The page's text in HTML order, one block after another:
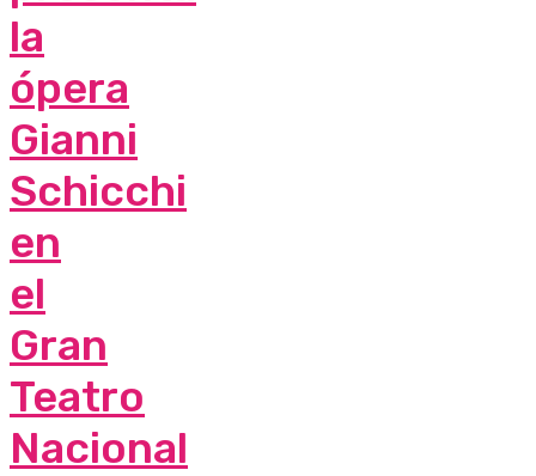
la
ópera
Gianni
Schicchi
en
el
Gran
Teatro
Nacional